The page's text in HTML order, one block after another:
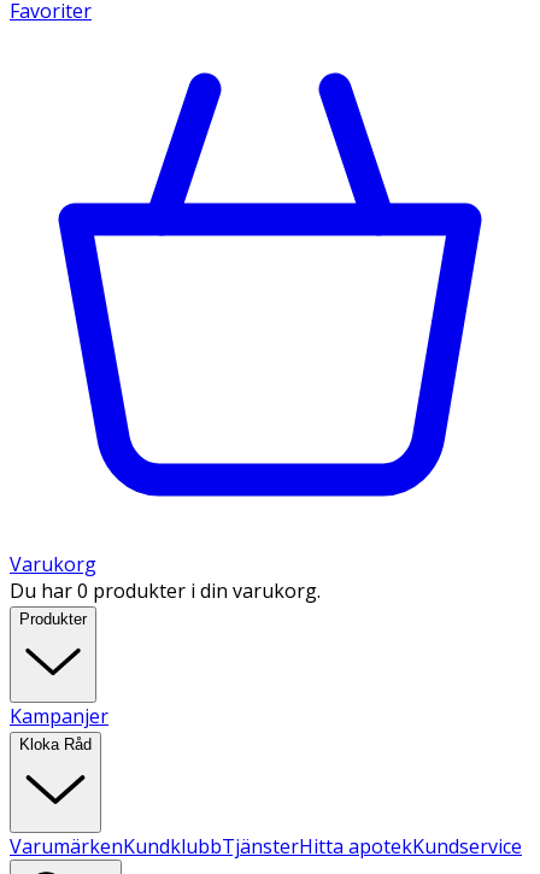
Favoriter
Varukorg
Du har 0 produkter i din varukorg.
Produkter
Kampanjer
Kloka Råd
VarumärkenKundklubbTjänsterHitta apotekKundservice